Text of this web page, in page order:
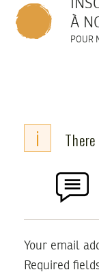
À
POUR
i
Your email
Required